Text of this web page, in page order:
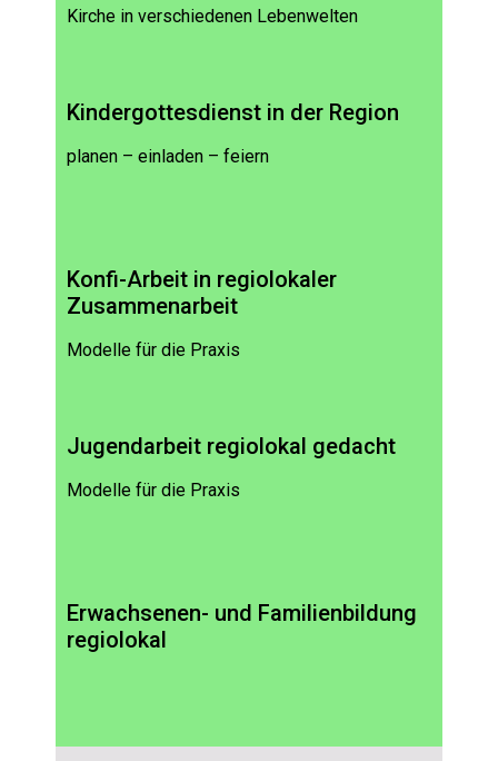
Kirche in verschiedenen Lebenwelten
Kindergottesdienst in der Region
planen – einladen – feiern
Konfi-Arbeit in regiolokaler
Zusammenarbeit
Modelle für die Praxis
Jugendarbeit regiolokal gedacht
Modelle für die Praxis
Erwachsenen- und Familienbildung
regiolokal